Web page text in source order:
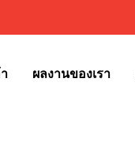
ผลงานของเรา